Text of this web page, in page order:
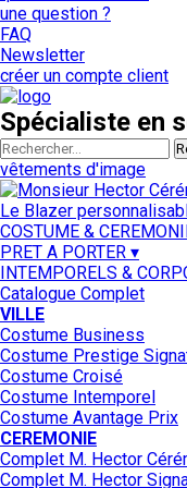
une question ?
FAQ
Newsletter
créer un compte client
Spécialiste en
vêtements d'image
Le Blazer
COSTUME &
PRET A PORTER ▾
INTEMPORELS &
Catalogue Complet
VILLE
Costume Business
Costume Prestige
Costume Croisé
Costume Intemporel
Costume Avantage Prix
CEREMONIE
Complet M. Hector
Complet M. Hector